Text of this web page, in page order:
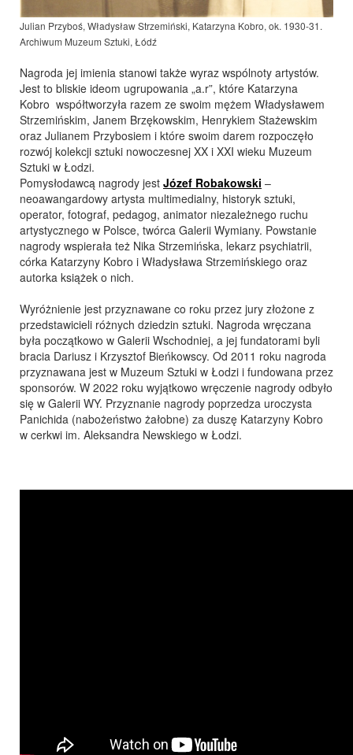
Julian Przyboś, Władysław Strzemiński, Katarzyna Kobro, ok. 1930-31.
Archiwum Muzeum Sztuki, Łódź
Nagroda jej imienia stanowi także wyraz wspólnoty artystów.
Jest to bliskie ideom ugrupowania „a.r”, które Katarzyna
Kobro współtworzyła razem ze swoim mężem Władysławem
Strzemińskim, Janem Brzękowskim, Henrykiem Stażewskim
oraz Julianem Przybosiem i które swoim darem rozpoczęło
rozwój kolekcji sztuki nowoczesnej XX i XXI wieku Muzeum
Sztuki w Łodzi.
Pomysłodawcą nagrody jest Józef Robakowski –
neoawangardowy artysta multimedialny, historyk sztuki,
operator, fotograf, pedagog, animator niezależnego ruchu
artystycznego w Polsce, twórca Galerii Wymiany. Powstanie
nagrody wspierała też Nika Strzemińska, lekarz psychiatrii,
córka Katarzyny Kobro i Władysława Strzemińskiego oraz
autorka książek o nich.
Wyróżnienie jest przyznawane co roku przez jury złożone z
przedstawicieli różnych dziedzin sztuki. Nagroda wręczana
była początkowo w Galerii Wschodniej, a jej fundatorami byli
bracia Dariusz i Krzysztof Bieńkowscy. Od 2011 roku nagroda
przyznawana jest w Muzeum Sztuki w Łodzi i fundowana przez
sponsorów. W 2022 roku wyjątkowo wręczenie nagrody odbyło
się w Galerii WY. Przyznanie nagrody poprzedza uroczysta
Panichida (nabożeństwo żałobne) za duszę Katarzyny Kobro
w cerkwi im. Aleksandra Newskiego w Łodzi.